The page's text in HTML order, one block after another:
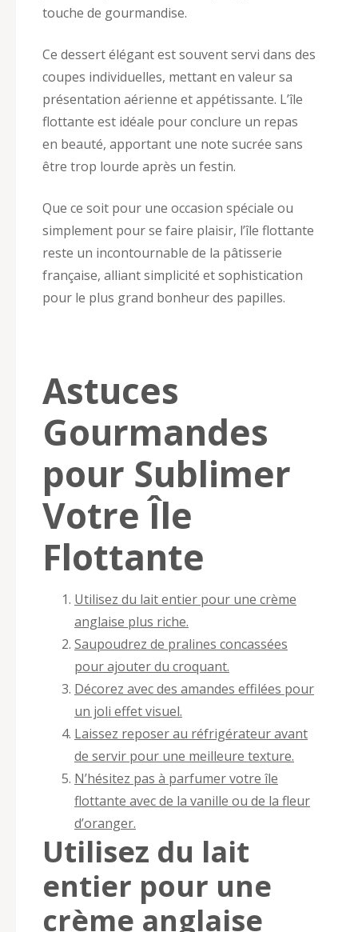
touche de gourmandise.
Ce dessert élégant est souvent servi dans des
coupes individuelles, mettant en valeur sa
présentation aérienne et appétissante. L’île
flottante est idéale pour conclure un repas
en beauté, apportant une note sucrée sans
être trop lourde après un festin.
Que ce soit pour une occasion spéciale ou
simplement pour se faire plaisir, l’île flottante
reste un incontournable de la pâtisserie
française, alliant simplicité et sophistication
pour le plus grand bonheur des papilles.
Astuces
Gourmandes
pour Sublimer
Votre Île
Flottante
Utilisez du lait entier pour une crème
anglaise plus riche.
Saupoudrez de pralines concassées
pour ajouter du croquant.
Décorez avec des amandes effilées pour
un joli effet visuel.
Laissez reposer au réfrigérateur avant
de servir pour une meilleure texture.
N’hésitez pas à parfumer votre île
flottante avec de la vanille ou de la fleur
d’oranger.
Utilisez du lait
entier pour une
crème anglaise